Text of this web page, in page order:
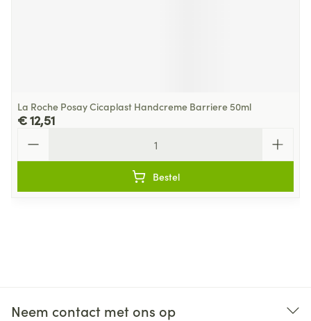
La Roche Posay Cicaplast Handcreme Barriere 50ml
€ 12,51
Bestel
Neem contact met ons op